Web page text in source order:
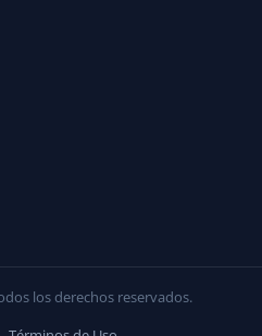
los derechos reservados.